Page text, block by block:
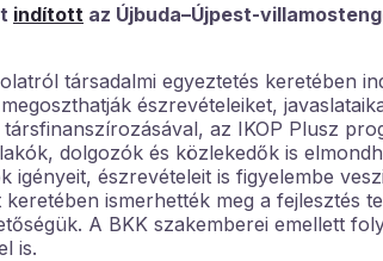
indított az Újbuda–Újpest-
társadalmi egyeztetés keretében
észrevételeiket,
az IKOP Plusz
dolgozók és közlekedők is
észrevételeit is figyelembe
ismerhették meg a fejlesztés
A BKK szakemberei emellett
is.